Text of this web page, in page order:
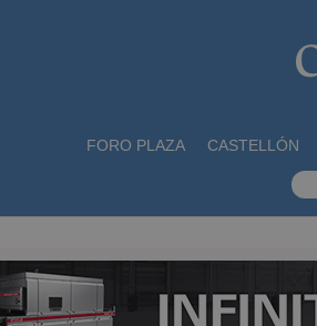
FORO PLAZA CASTELLÓN